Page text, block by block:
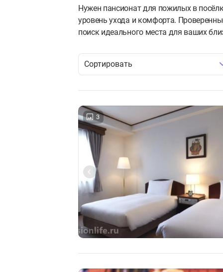
Нужен пансионат для пожилых в
уровень ухода и комфорта.
поиск идеального места для ваших
Сортировать
3